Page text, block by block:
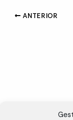
ANTERIOR